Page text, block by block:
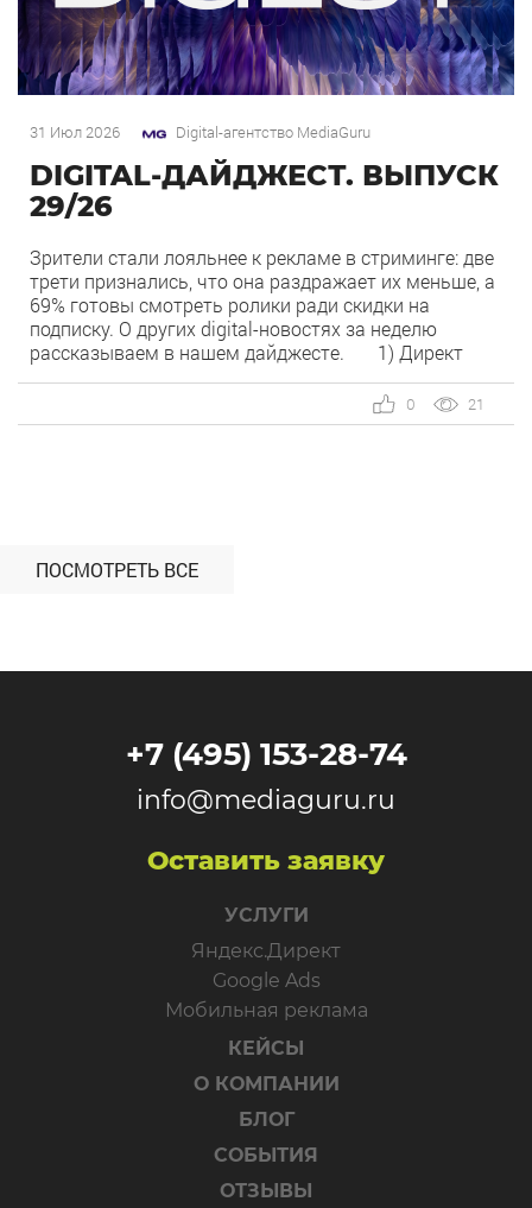
31 Июл 2026 Digital-агентство MediaGuru
DIGITAL-ДАЙДЖЕСТ. ВЫПУСК
29/26
Зрители стали лояльнее к рекламе в стриминге: две
трети признались, что она раздражает их меньше, а
69% готовы смотреть ролики ради скидки на
подписку. О других digital-новостях за неделю
рассказываем в нашем дайджесте. 1) Директ
Директе появился встроенный динамический
коллтрекинг — без доплат и интеграций со
21
0
ПОСМОТРЕТЬ ВСЕ
+7 (495) 153-28-74
info@mediaguru.ru
Оставить заявку
УСЛУГИ
Яндекс.Директ
Google Ads
Мобильная реклама
КЕЙСЫ
О КОМПАНИИ
БЛОГ
СОБЫТИЯ
ОТЗЫВЫ